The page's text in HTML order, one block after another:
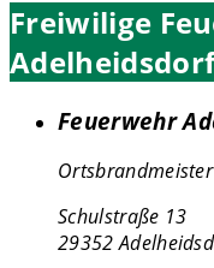
Freiwilige
Feuerwehr
Schulstraße 13
29352